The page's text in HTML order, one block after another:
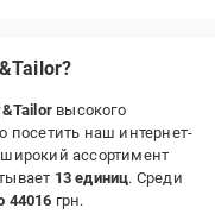
высокого
посетить наш интернет-
ассортимент
13 единиц. Среди
44016 грн.